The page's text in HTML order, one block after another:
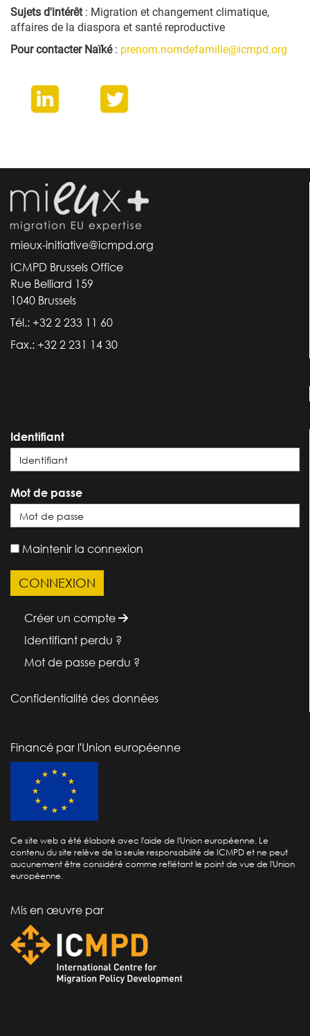
Sujets d'intérêt: Migration et changement climatique,
affaires de la diaspora et santé reproductive
Pour contacter Naïké: prenom.nomdefamille@icmpd.org
mieux-initiative@icmpd.org
ICMPD Brussels Office
Rue Belliard 159
1040 Brussels
Tél.: +32 2 233 11 60
Fax.: +32 2 231 14 30
Identifiant
Mot de passe
Maintenir la connexion
Créer un compte
Identifiant perdu ?
Mot de passe perdu ?
Confidentialité des données
Financé par l'Union européenne
Ce site web a été élaboré avec l'aide de l'Union européenne. Le
contenu du site relève de la seule responsabilité de ICMPD et ne peut
aucunement être considéré comme reflétant le point de vue de l'Union
européenne.
Mis en œuvre par